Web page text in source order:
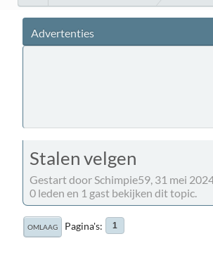
Advertenties
Stalen velgen
Gestart door Schimpie59, 31 mei
0 leden en 1 gast bekijken dit topic.
OMLAAG Pagina's 1